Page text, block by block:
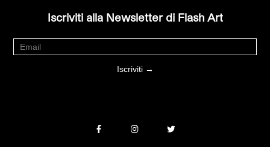
Iscriviti alla Newsletter di Flash Art